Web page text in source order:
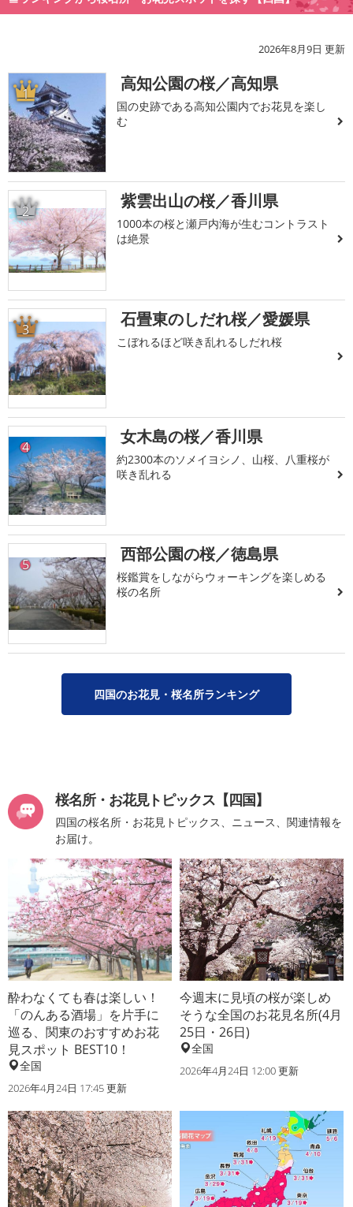
2026年8月9日 更新
1 高知公園の桜／高知県
国の史跡である高知公園内でお花見を楽し
む
2 紫雲出山の桜／香川県
1000本の桜と瀬戸内海が生むコントラスト
は絶景
3 石畳東のしだれ桜／愛媛県
こぼれるほど咲き乱れるしだれ桜
4 女木島の桜／香川県
約2300本のソメイヨシノ、山桜、八重桜が
咲き乱れる
5 西部公園の桜／徳島県
桜鑑賞をしながらウォーキングを楽しめる
桜の名所
四国のお花見・桜名所ランキング
桜名所・お花見トピックス【四国】
四国の桜名所・お花見トピックス、ニュース、関連情報を
お届け。
酔わなくても春は楽しい！
「のんある酒場」を片手に
巡る、関東のおすすめお花
見スポット BEST10！
全国
2026年4月24日 17:45 更新
今週末に見頃の桜が楽しめ
そうな全国のお花見名所(4月
25日・26日)
全国
2026年4月24日 12:00 更新